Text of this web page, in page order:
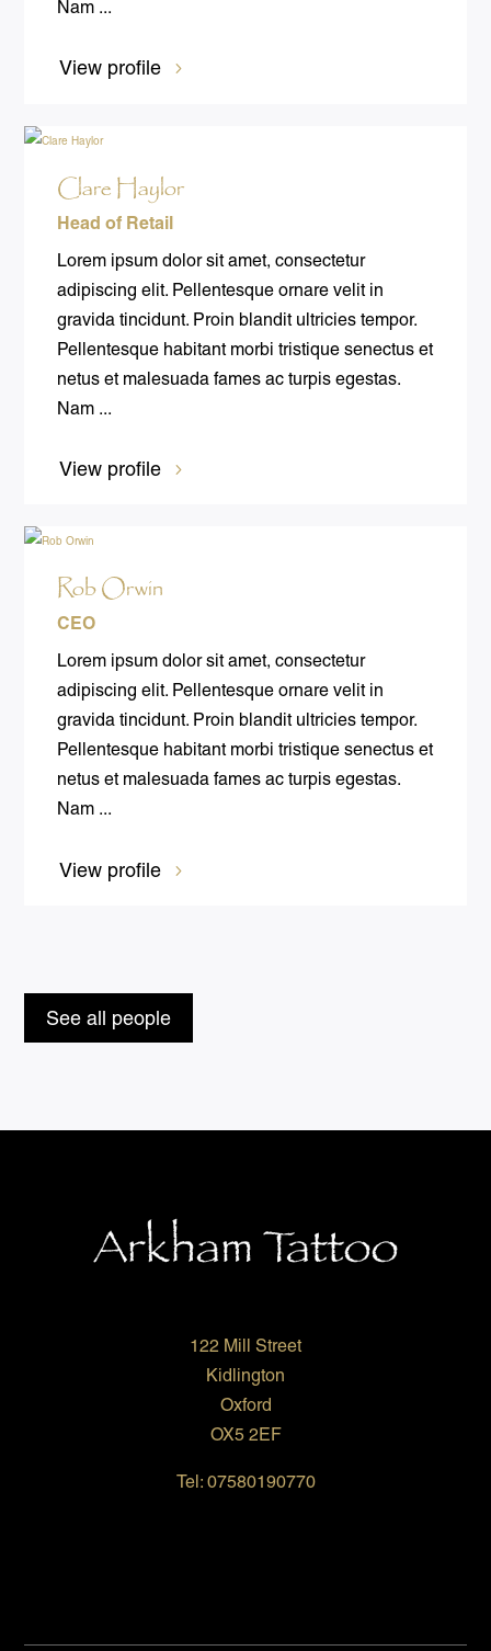
Nam ...
View profile
Clare Haylor
Head of Retail
Lorem ipsum dolor sit amet, consectetur
adipiscing elit. Pellentesque ornare velit in
gravida tincidunt. Proin blandit ultricies tempor.
Pellentesque habitant morbi tristique senectus et
netus et malesuada fames ac turpis egestas.
Nam ...
View profile
Rob Orwin
CEO
Lorem ipsum dolor sit amet, consectetur
adipiscing elit. Pellentesque ornare velit in
gravida tincidunt. Proin blandit ultricies tempor.
Pellentesque habitant morbi tristique senectus et
netus et malesuada fames ac turpis egestas.
Nam ...
View profile
See all people
122 Mill Street
Kidlington
Oxford
OX5 2EF
Tel: 07580190770